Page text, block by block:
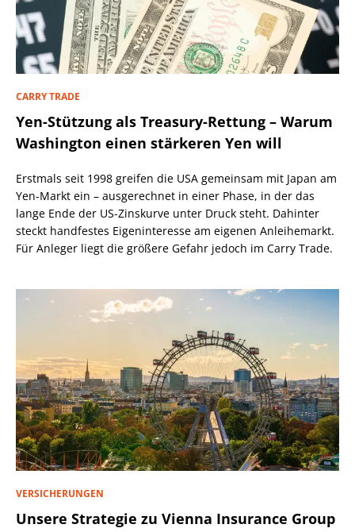
CARRY TRADE
Yen-Stützung als Treasury-Rettung – Warum
Washington einen stärkeren Yen will
Erstmals seit 1998 greifen die USA gemeinsam mit Japan am
Yen-Markt ein – ausgerechnet in einer Phase, in der das
lange Ende der US-Zinskurve unter Druck steht. Dahinter
steckt handfestes Eigeninteresse am eigenen Anleihemarkt.
Für Anleger liegt die größere Gefahr jedoch im Carry Trade.
VERSICHERUNGEN
Unsere Strategie zu Vienna Insurance Group